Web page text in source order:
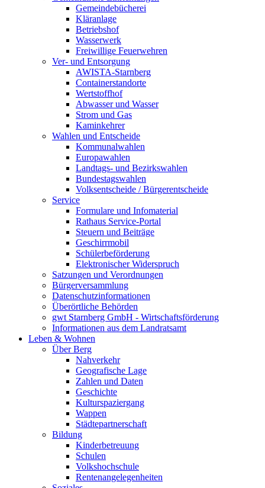
Gemeindebücherei
Kläranlage
Betriebshof
Wasserwerk
Freiwillige Feuerwehren
Ver- und Entsorgung
AWISTA-Starnberg
Containerstandorte
Wertstoffhof
Abwasser und Wasser
Strom und Gas
Kaminkehrer
Wahlen und Entscheide
Kommunalwahlen
Europawahlen
Landtags- und Bezirkswahlen
Bundestagswahlen
Volksentscheide / Bürgerentscheide
Service
Formulare und Infomaterial
Rathaus Service-Portal
Steuern und Beiträge
Geschirrmobil
Schülerbeförderung
Elektronischer Widerspruch
Satzungen und Verordnungen
Bürgerversammlung
Datenschutzinformationen
Überörtliche Behörden
gwt Starnberg GmbH - Wirtschaftsförderung
Informationen aus dem Landratsamt
Leben & Wohnen
Über Berg
Nahverkehr
Geografische Lage
Zahlen und Daten
Geschichte
Kulturspaziergang
Wappen
Städtepartnerschaft
Bildung
Kinderbetreuung
Schulen
Volkshochschule
Rentenangelegenheiten